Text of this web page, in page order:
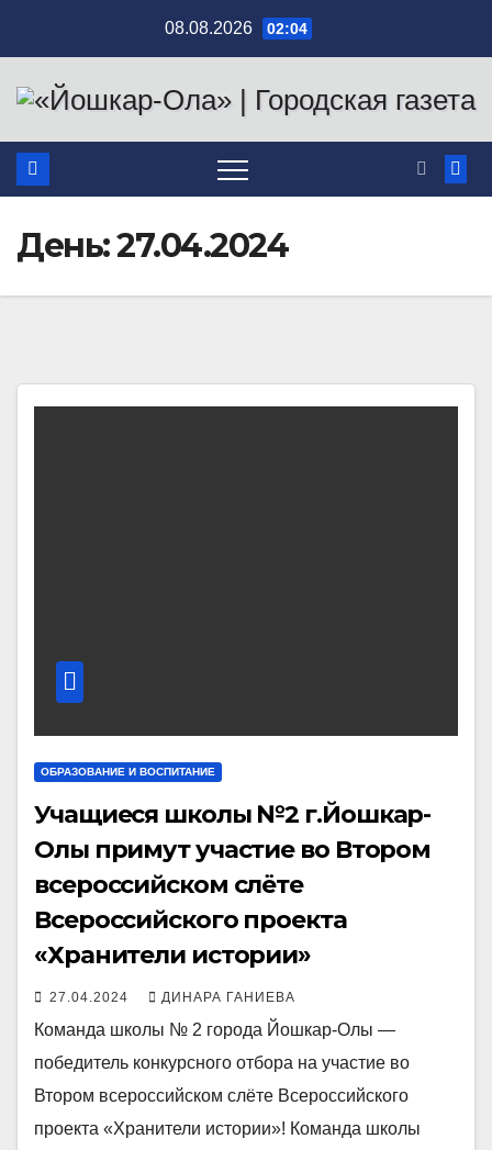
содержимому
08.08.2026 02:04
День:27.04.2024
ОБРАЗОВАНИЕ И ВОСПИТАНИЕ
Учащиеся школы №2 г.Йошкар-
Олы примут участие во Втором
всероссийском слёте
Всероссийского проекта
«Хранители истории»
27.04.2024 ДИНАРА ГАНИЕВА
Команда школы № 2 города Йошкар-Олы —
победитель конкурсного отбора на участие во
Втором всероссийском слёте Всероссийского
проекта «Хранители истории»! Команда школы